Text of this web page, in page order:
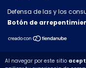
Al navegar por este sitio
Defensa de las y los
Botón de